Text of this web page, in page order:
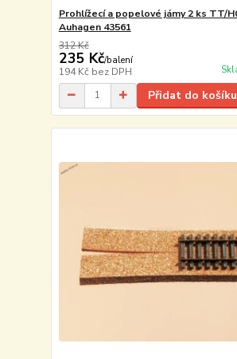
Prohlížecí a popelové jámy 2 ks TT/
Auhagen 43561
312 Kč
235 Kč/balení
194 Kč bez DPH
Přidat do košíku